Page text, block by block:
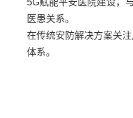
5G赋能平安医院建设，
医患关系。
在传统安防解决方案关
体系。